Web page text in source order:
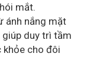
mắt.
ánh nắng mặt
duy trì tầm
khỏe cho đôi